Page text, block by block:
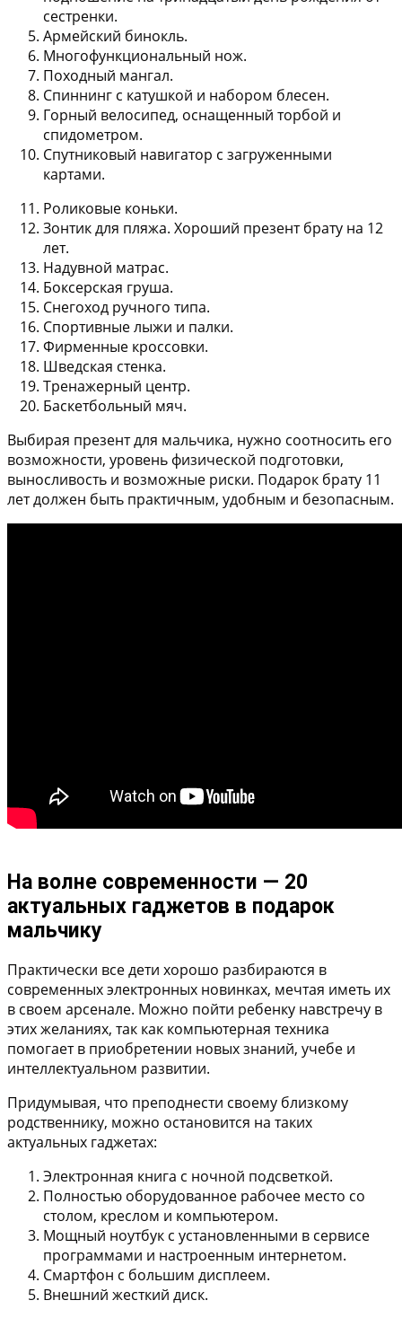
сестренки.
Армейский бинокль.
Многофункциональный нож.
Походный мангал.
Спиннинг с катушкой и набором блесен.
Горный велосипед, оснащенный торбой и
спидометром.
Спутниковый навигатор с загруженными
картами.
Роликовые коньки.
Зонтик для пляжа. Хороший презент брату на 12
лет.
Надувной матрас.
Боксерская груша.
Снегоход ручного типа.
Спортивные лыжи и палки.
Фирменные кроссовки.
Шведская стенка.
Тренажерный центр.
Баскетбольный мяч.
Выбирая презент для мальчика, нужно соотносить его
возможности, уровень физической подготовки,
выносливость и возможные риски. Подарок брату 11
лет должен быть практичным, удобным и безопасным.
На волне современности — 20
актуальных гаджетов в подарок
мальчику
Практически все дети хорошо разбираются в
современных электронных новинках, мечтая иметь их
в своем арсенале. Можно пойти ребенку навстречу в
этих желаниях, так как компьютерная техника
помогает в приобретении новых знаний, учебе и
интеллектуальном развитии.
Придумывая, что преподнести своему близкому
родственнику, можно остановится на таких
актуальных гаджетах:
Электронная книга с ночной подсветкой.
Полностью оборудованное рабочее место со
столом, креслом и компьютером.
Мощный ноутбук с установленными в сервисе
программами и настроенным интернетом.
Смартфон с большим дисплеем.
Внешний жесткий диск.